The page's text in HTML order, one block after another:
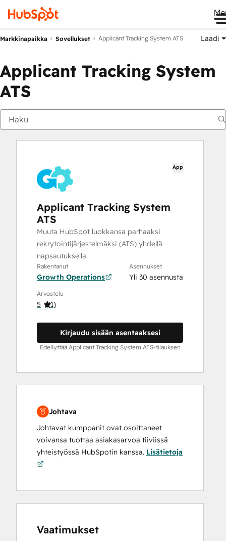
Markkinapaikka Sovellukset Applicant Tracking System ATS Laadi
Applicant Tracking System
ATS
App
Applicant Tracking System
ATS
Muuta HubSpot luokkansa parhaaksi
rekrytointijärjestelmäksi (ATS) yhdellä
napsautuksella.
Rakentanut
Growth Operations
Asennukset
Yli 30 asennusta
Arvostelu
5 (1)
Kirjaudu sisään asentaaksesi
Edellyttää Applicant Tracking System ATS-tilauksen
Johtava
Johtavat kumppanit ovat osoittaneet
voivansa tuottaa asiakasarvoa tiiviissä
yhteistyössä HubSpotin kanssa. Lisätietoja
Vaatimukset